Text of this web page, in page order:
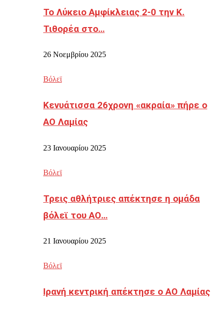
Το Λύκειο Αμφίκλειας 2-0 την Κ.
Τιθορέα στο…
26 Νοεμβρίου 2025
Βόλεϊ
Κενυάτισσα 26χρονη «ακραία» πήρε ο
ΑΟ Λαμίας
23 Ιανουαρίου 2025
Βόλεϊ
Τρεις αθλήτριες απέκτησε η ομάδα
βόλεϊ του ΑΟ…
21 Ιανουαρίου 2025
Βόλεϊ
Ιρανή κεντρική απέκτησε ο ΑΟ Λαμίας